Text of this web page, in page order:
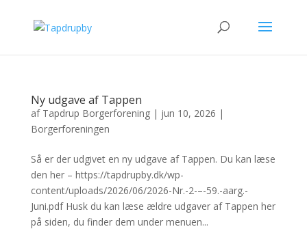
Ny udgave af Tappen
af Tapdrup Borgerforening| jun 10, 2026 |
Borgerforeningen
Så er der udgivet en ny udgave af Tappen. Du kan læse
den her – https://tapdrupby.dk/wp-
content/uploads/2026/06/2026-Nr.-2-–-59.-aarg.-
Juni.pdf Husk du kan læse ældre udgaver af Tappen her
på siden, du finder dem under menuen...